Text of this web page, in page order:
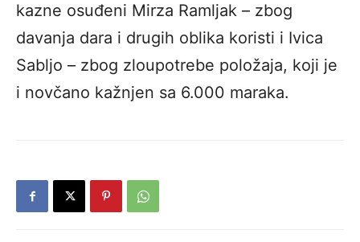
kazne osuđeni Mirza Ramljak – zbog
davanja dara i drugih oblika koristi i Ivica
Sabljo – zbog zloupotrebe položaja, koji je
i novčano kažnjen sa 6.000 maraka.